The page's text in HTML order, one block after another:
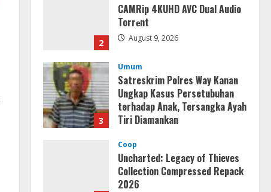
2
CAMRip 4KUHD AVC Dual Audio
Torr𝐞nt
August 9, 2026
3
Umum
Satreskrim Polres Way Kanan
Ungkap Kasus Persetubuhan
terhadap Anak, Tersangka Ayah
Tiri Diamankan
Coop
Uncharted: Legacy of Thieves
Collection Compressed Repack
2026